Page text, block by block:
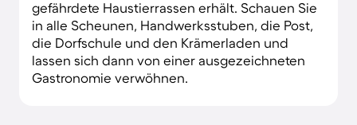
gefährdete Haustierrassen erhält. Schauen Sie
in alle Scheunen, Handwerksstuben, die Post,
die Dorfschule und den Krämerladen und
lassen sich dann von einer ausgezeichneten
Gastronomie verwöhnen.